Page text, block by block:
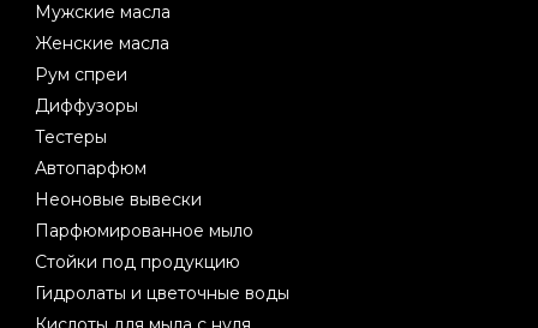
Мужские масла
Женские масла
Рум спреи
Диффузоры
Тестеры
Автопарфюм
Неоновые вывески
Парфюмированное мыло
Стойки под продукцию
Гидролаты и цветочные воды